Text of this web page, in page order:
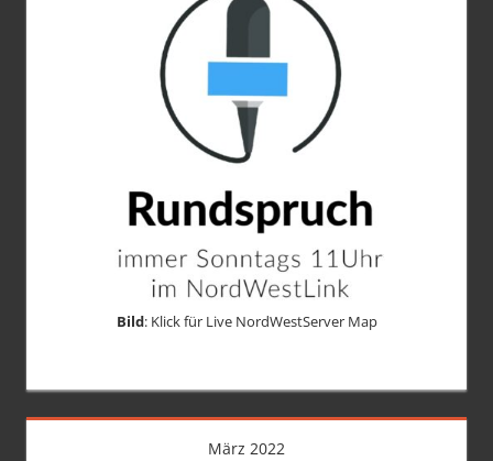
Bild: Klick für Live NordWestServer Map
März 2022